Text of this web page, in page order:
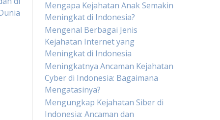
Mengapa Kejahatan Anak Semakin
Meningkat di Indonesia?
Mengenal Berbagai Jenis
Kejahatan Internet yang
Meningkat di Indonesia
Meningkatnya Ancaman Kejahatan
Cyber di Indonesia: Bagaimana
Mengatasinya?
Mengungkap Kejahatan Siber di
Indonesia: Ancaman dan